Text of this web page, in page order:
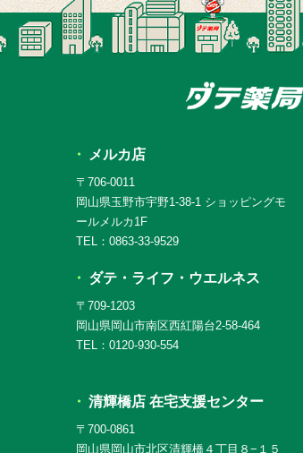
メルカ店
〒706-0011
岡山県玉野市宇野1-38-1 ショッピングモ
ールメルカ1F
TEL：0863-33-9529
ダテ・ライフ・ウエルネス
〒709-1203
岡山県岡山市南区西紅陽台2-58-464
TEL：0120-930-554
清輝橋店 在宅支援センター
〒700-0861
岡山県岡山市北区清輝橋４丁目８−１５